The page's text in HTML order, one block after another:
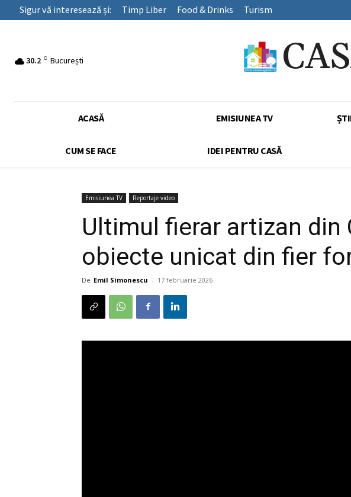
Sigur vă interesează și: Timp Liber Food & Drinks Turism
30.2 C București
ACASĂ EMISIUNEA TV
CUM SE FACE IDEI PENTRU CASĂ
Emisiunea TV Reportaje video
Ultimul fierar artizan din
obiecte unicat din fier
De Emil Simonescu - 17 februarie 2026